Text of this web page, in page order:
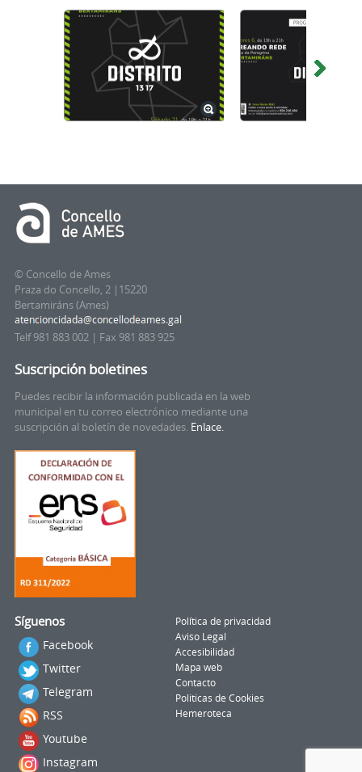
© Concello de Ames
Praza do Concello, 2 |15220
Bertamiráns (Ames)
Telf 981 883 002 | Fax 981 883 925
Suscripción boletines
Puedes recibir la información publicada en la web
municipal en tu correo electrónico mediante una
suscripción al boletín de novedades. Enlace.
Síguenos
Facebook
Twitter
Telegram
RSS
Youtube
Instagram
Política de privacidad
Aviso Legal
Accesibilidad
Mapa web
Contacto
Politicas de Cookies
Hemeroteca